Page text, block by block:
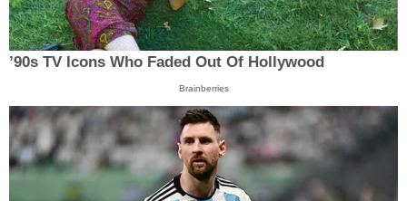
’90s TV Icons Who Faded Out Of Hollywood
Brainberries